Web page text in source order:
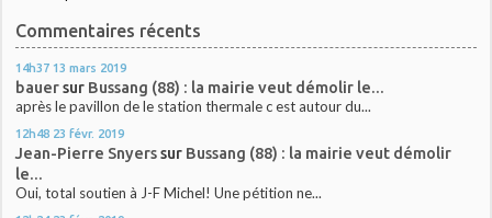
Commentaires récents
14h37 13 mars 2019
bauersur Bussang (88) : la mairie veut démolir le...
après le pavillon de le station thermale c est autour du...
12h48 23 févr. 2019
Jean-Pierre Snyerssur Bussang (88) : la mairie veut démolir
le...
Oui, total soutien à J-F Michel! Une pétition ne...